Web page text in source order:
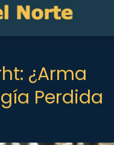
¿Arma
Perdida